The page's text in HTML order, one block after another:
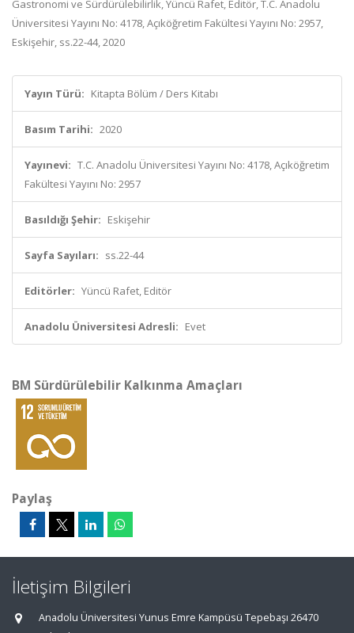
Gastronomi ve Sürdürülebilirlik, Yüncü Rafet, Editör, T.C. Anadolu
Üniversitesi Yayını No: 4178, Açıköğretim Fakültesi Yayını No: 2957,
Eskişehir, ss.22-44, 2020
Yayın Türü: Kitapta Bölüm / Ders Kitabı
Basım Tarihi: 2020
Yayınevi: T.C. Anadolu Üniversitesi Yayını No: 4178, Açıköğretim
Fakültesi Yayını No: 2957
Basıldığı Şehir: Eskişehir
Sayfa Sayıları: ss.22-44
Editörler: Yüncü Rafet, Editör
Anadolu Üniversitesi Adresli: Evet
BM Sürdürülebilir Kalkınma Amaçları
Paylaş
İletişim Bilgileri
Anadolu Üniversitesi Yunus Emre Kampüsü Tepebaşı 26470